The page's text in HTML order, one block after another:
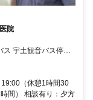
院
（休憩1時間30
間） 相談有り：夕方